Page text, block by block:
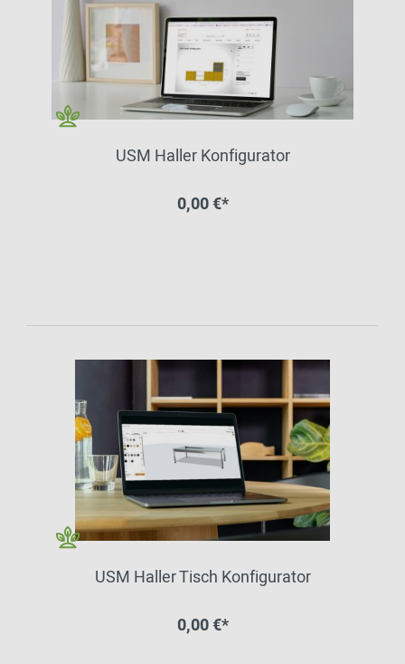
USM Haller Konfigurator
0,00 €*
USM Haller Tisch Konfigurator
0,00 €*